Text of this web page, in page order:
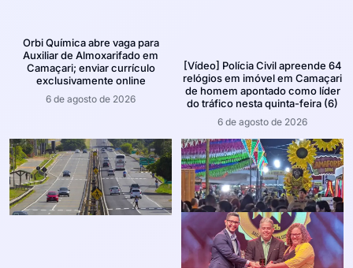
Orbi Química abre vaga para
Auxiliar de Almoxarifado em
Camaçari; enviar currículo
exclusivamente online
6 de agosto de 2026
[Vídeo] Polícia Civil apreende 64
relógios em imóvel em Camaçari
de homem apontado como líder
do tráfico nesta quinta-feira (6)
6 de agosto de 2026